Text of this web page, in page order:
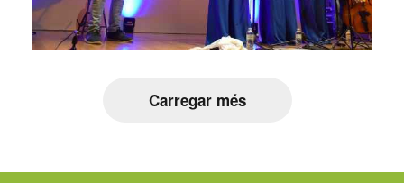
Carregar més